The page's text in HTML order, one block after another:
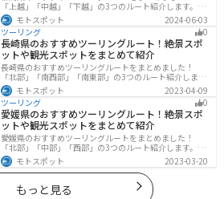
「上越」「中越」「下越」の3つのルート紹介します。自
然豊かな山と海、グルメも充実しており、自然を満喫す
るツーリングができます。バイクで新潟県にツーリング
に行く際は参考にしてください。
モトスポット
2024-06-03
ツーリング
0
長崎県のおすすめツーリングルート！絶景スポ
ットや観光スポットをまとめて紹介
長崎県のおすすめツーリングルートをまとめました！
「北部」「南西部」「南東部」の3つのルート紹介しま
す。国際色豊かな街並みや世界遺産、絶景ポイントが数
多く存在し、様々な楽しみ方ができます。バイクで長崎
県にツーリングに行く際は参考にしてください。
モトスポット
2023-04-09
ツーリング
0
愛媛県のおすすめツーリングルート！絶景スポ
ットや観光スポットをまとめて紹介
愛媛県のおすすめツーリングルートをまとめました！
「北部」「中部」「西部」の3つのルート紹介します。山
や海といった自然だけでなく、気軽に渡れる島もあり
様々な楽しみ方ができます。バイクで愛媛県にツーリン
グに行く際は参考にしてください。
モトスポット 2023-03-20
もっと見る